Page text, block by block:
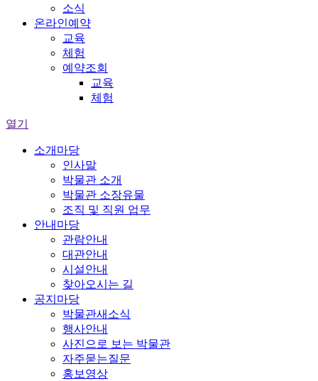
소식
온라인예약
교육
체험
예약조회
교육
체험
열기
소개마당
인사말
박물관 소개
박물관 소장유물
조직 및 직원 업무
안내마당
관람안내
대관안내
시설안내
찾아오시는 길
공지마당
박물관새소식
행사안내
사진으로 보는 박물관
자주묻는질문
홍보영상